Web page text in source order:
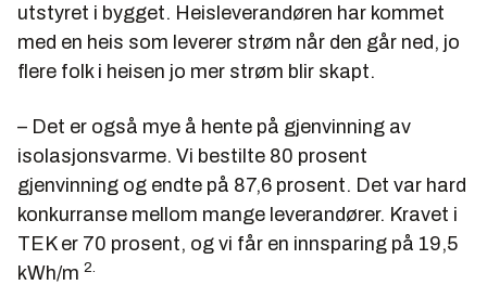
utstyret i bygget. Heisleverandøren har kommet
med en heis som leverer strøm når den går ned, jo
flere folk i heisen jo mer strøm blir skapt.
– Det er også mye å hente på gjenvinning av
isolasjonsvarme. Vi bestilte 80 prosent
gjenvinning og endte på 87,6 prosent. Det var hard
konkurranse mellom mange leverandører. Kravet i
TEK er 70 prosent, og vi får en innsparing på 19,5
kWh/m 2.